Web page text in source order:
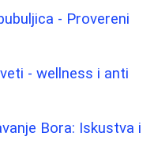
- Provereni
- wellness i anti
Bora: Iskustva i